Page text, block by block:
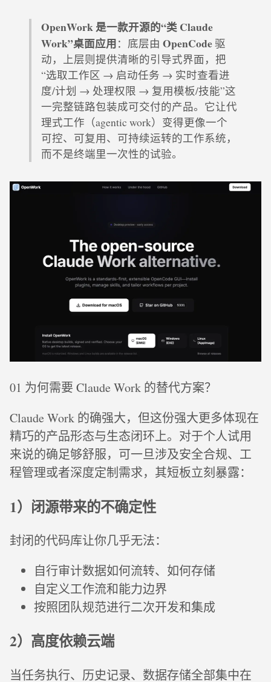
OpenWork 是一款开源的“类 Claude
Work”桌面应用：底层由 OpenCode驱
动，上层则提供清晰的引导式界面，把
“选取工作区 → 启动任务 → 实时查看进
度/计划 → 处理权限 → 复用模板/技能”这
一完整链路包装成可交付的产品。它让代
理式工作（agentic work）变得更像一个
可控、可复用、可持续运转的工作系统，
而不是终端里一次性的试验。
01 为何需要 Claude Work 的替代方案？
Claude Work 的确强大，但这份强大更多体现在
精巧的产品形态与生态闭环上。对于个人试用
来说的确足够舒服，可一旦涉及安全合规、工
程管理或者深度定制需求，其短板立刻暴露：
1）闭源带来的不确定性
封闭的代码库让你几乎无法：
自行审计数据如何流转、如何存储
自定义工作流和能力边界
按照团队规范进行二次开发和集成
2）高度依赖云端
当任务执行、历史记录、数据存储全部集中在